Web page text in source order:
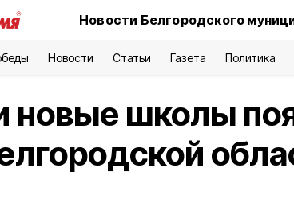
Новости Белгородского
Новости Статьи Газета Политика
новые школы